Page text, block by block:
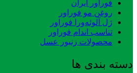
فوراور ایران
روغن مو فوراور
ژل آلوئه‌ورا فوراور
تناسب اندام فوراور
محصولات زنبور عسل
دسته بندی ها